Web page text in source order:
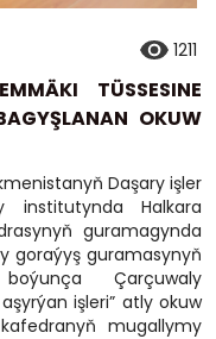
1211
TÜSSESINE
OKUW
Daşary işler
institutynda Halkara
guramagynda
goraýyş guramasynyň
Çarçuwaly
işleri” atly okuw
mugallymy